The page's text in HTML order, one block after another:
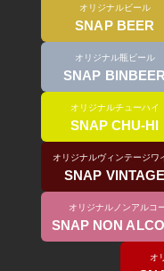
オリジナルビール
SNAP BEER
オリジナル瓶ビール
SNAP BINBEER
オリジナルチューハイ
SNAP CHU-HI
オリジナルヴィンテージワ
SNAP VINTAGE
オリジナルノンアルコ
SNAP NON
オ